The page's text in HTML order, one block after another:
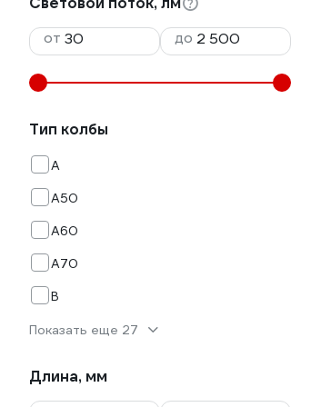
от
до
Тип колбы
A
A50
A60
A70
B
Показать еще 27
Длина, мм